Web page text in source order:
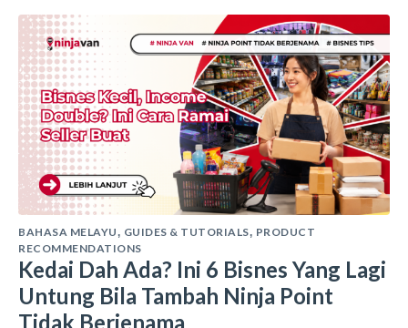
BAHASA MELAYU, GUIDES & TUTORIALS, PRODUCT
RECOMMENDATIONS
Kedai Dah Ada? Ini 6 Bisnes Yang Lagi
Untung Bila Tambah Ninja Point
Tidak Berjenama